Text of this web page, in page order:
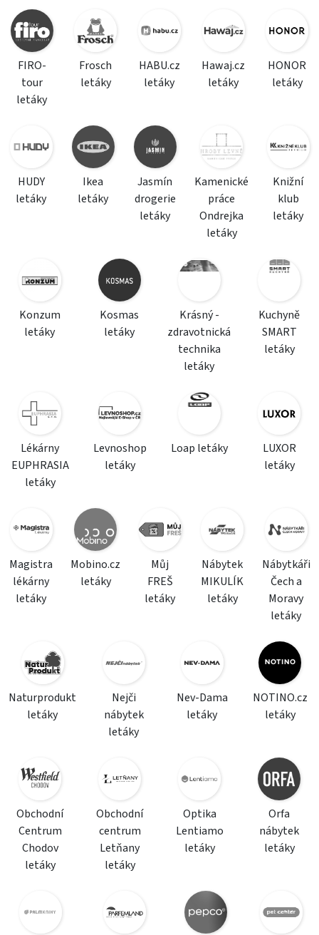
FIRO-
tour
letáky
Frosch
letáky
HABU.cz
letáky
Hawaj.cz
letáky
HONOR
letáky
HUDY
letáky
Ikea
letáky
Jasmín
drogerie
letáky
Kamenické
práce
Ondrejka
letáky
Knižní
klub
letáky
Konzum
letáky
Kosmas
letáky
Krásný -
zdravotnická
technika
letáky
Kuchyně
SMART
letáky
Lékárny
EUPHRASIA
letáky
Levnoshop
letáky
Loap letáky
LUXOR
letáky
Magistra
lékárny
letáky
Mobino.cz
letáky
Můj
FREŠ
letáky
Nábytek
MIKULÍK
letáky
Nábytkáři
Čech a
Moravy
letáky
Naturprodukt
letáky
Nejči
nábytek
letáky
Nev-Dama
letáky
NOTINO.cz
letáky
Obchodní
Centrum
Chodov
letáky
Obchodní
centrum
Letňany
letáky
Optika
Lentiamo
letáky
Orfa
nábytek
letáky